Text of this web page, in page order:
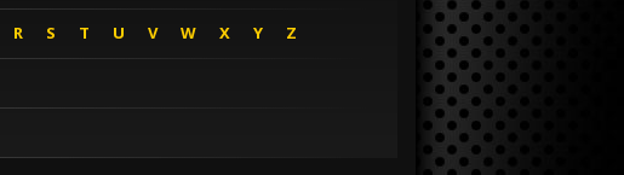
R S T U V W X Y Z